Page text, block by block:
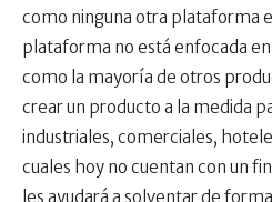
como ninguna otra plataforma
plataforma no está enfocada
como la mayoría de otros
crear un producto a la medida
industriales, comerciales,
cuales hoy no cuentan con un
les ayudará a solventar de